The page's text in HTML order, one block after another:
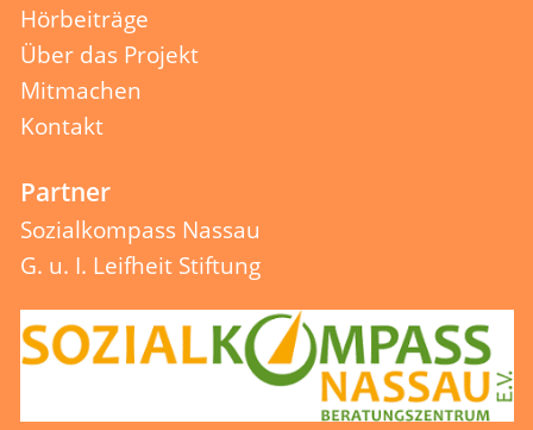
Hörbeiträge
Über das Projekt
Mitmachen
Kontakt
Partner
Sozialkompass Nassau
G. u. I. Leifheit Stiftung